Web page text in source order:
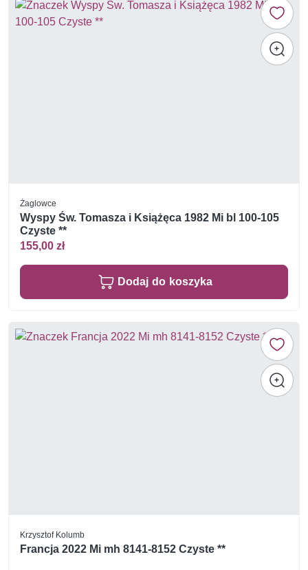
Żaglowce
Wyspy Św. Tomasza i Książęca 1982 Mi bl 100-105
Czyste **
155,00 zł
Dodaj do koszyka
Krzysztof Kolumb
Francja 2022 Mi mh 8141-8152 Czyste **